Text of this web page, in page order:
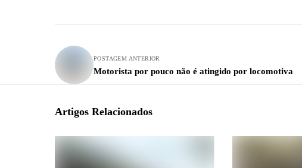
POSTAGEM ANTERIOR
Motorista por pouco não é atingido por locomotiva
Artigos Relacionados